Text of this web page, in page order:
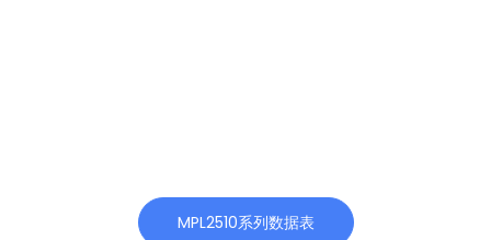
MPL2510系列数据表